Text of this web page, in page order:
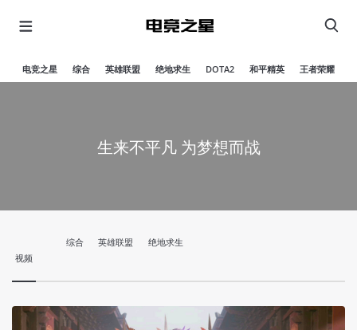
电竞之星 综合 英雄联盟 绝地求生 DOTA2 和平精英 王者荣耀
生来不平凡 为梦想而战
视频
综合 英雄联盟 绝地求生